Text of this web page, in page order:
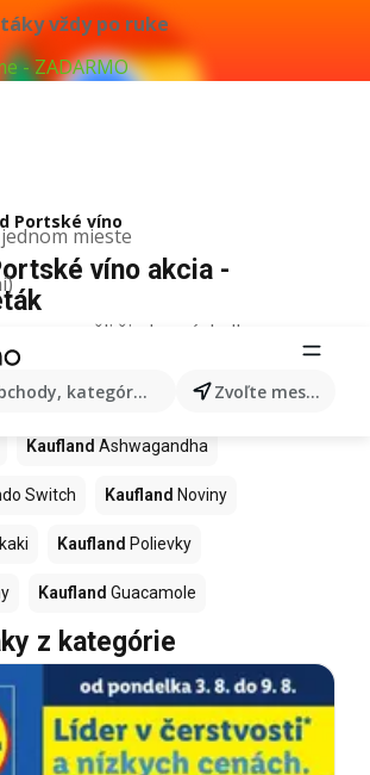
vždy po ruke
- ZADARMO
mieste
kategórie, produkty... Zvoľte mesto
Portské víno
víno akcia -
nenašli žiadne výsledky.
v obchodoch
Kaufland Ashwagandha
Switch Kaufland Noviny
Kaufland Polievky
Kaufland Guacamole
z kategórie